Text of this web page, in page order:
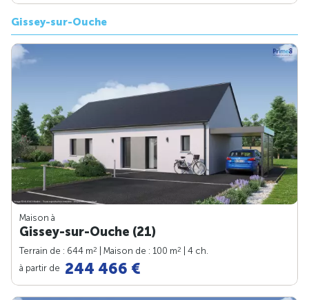
Gissey-sur-Ouche
Maison à
Gissey-sur-Ouche (21)
Terrain de : 644 m2 | Maison de : 100 m2
| 4 ch.
à partir de 244 466 €